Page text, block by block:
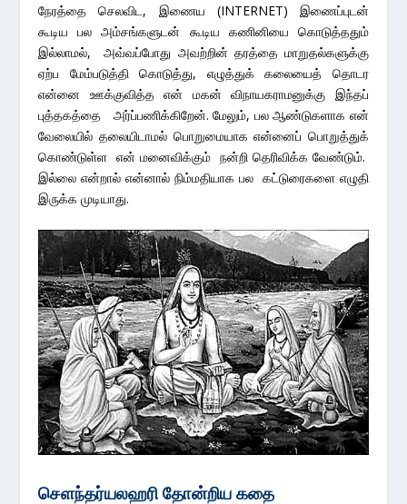
நேரத்தை செலவிட, இணைய (INTERNET) இணைப்புடன்
கூடிய பல அம்சங்களுடன் கூடிய கணினியை கொடுத்ததும்
இல்லாமல், அவ்வப்போது அவற்றின் தரத்தை மாறுதல்களுக்கு
ஏற்ப மேம்படுத்தி கொடுத்து, எழுத்துக் கலையைத் தொடர
என்னை ஊக்குவித்த என் மகன் விநாயகராமனுக்கு இந்தப்
புத்தகத்தை அர்ப்பணிக்கிறேன். மேலும், பல ஆண்டுகளாக என்
வேலையில் தலையிடாமல் பொறுமையாக என்னைப் பொறுத்துக்
கொண்டுள்ள என் மனைவிக்கும் நன்றி தெரிவிக்க வேண்டும்.
இல்லை என்றால் என்னால் நிம்மதியாக பல கட்டுரைகளை எழுதி
இருக்க முடியாது.
செளந்தர்யலஹரி தோன்றிய கதை